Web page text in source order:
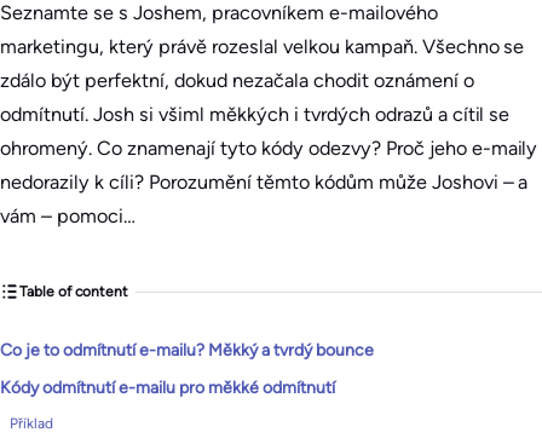
Seznamte se s Joshem, pracovníkem e-mailového
marketingu, který právě rozeslal velkou kampaň. Všechno se
zdálo být perfektní, dokud nezačala chodit oznámení o
odmítnutí. Josh si všiml měkkých i tvrdých odrazů a cítil se
ohromený. Co znamenají tyto kódy odezvy? Proč jeho e-maily
nedorazily k cíli? Porozumění těmto kódům může Joshovi – a
vám – pomoci…
Table of content
Co je to odmítnutí e-mailu? Měkký a tvrdý bounce
Kódy odmítnutí e-mailu pro měkké odmítnutí
Příklad